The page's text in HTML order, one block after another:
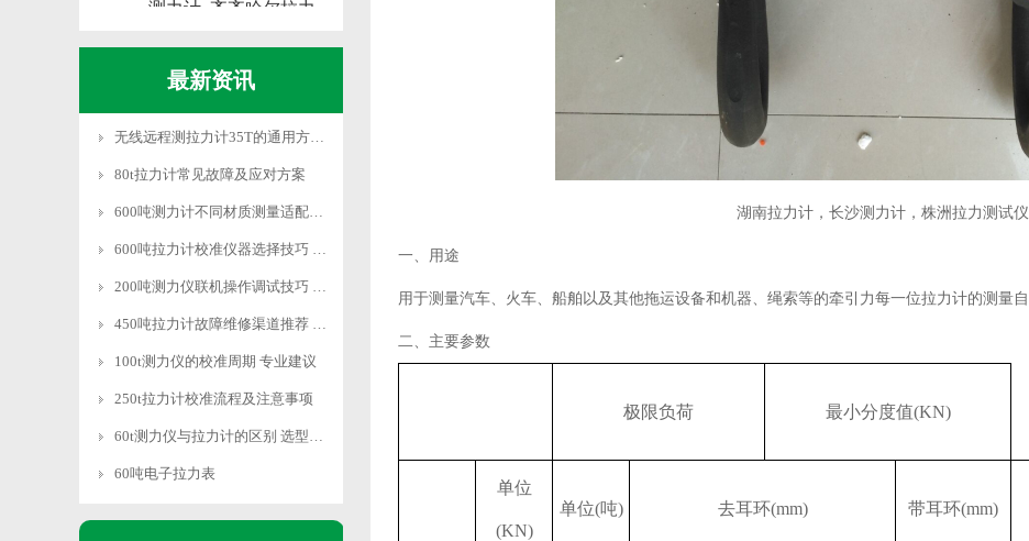
测力计_齐齐哈尔拉力
最新资讯
无线远程测拉力计35T的通用方法和系统设置
80t拉力计常见故障及应对方案
600吨测力计不同材质测量适配技巧
600吨拉力计校准仪器选择技巧 适配需求
200吨测力仪联机操作调试技巧 快速适配
450吨拉力计故障维修渠道推荐 专业靠谱
100t测力仪的校准周期 专业建议
250t拉力计校准流程及注意事项
60t测力仪与拉力计的区别 选型指南
60吨电子拉力表
湖南拉力计，长沙测力计，株洲拉力测试仪
一、用途
用于测量汽车、火车、船舶以及其他拖运设备和机器、绳索等的牵引力每一位拉力计的测量自
二、主要参数
极限负荷 最小分度值(KN)
单位
(KN)
单位(吨) 去耳环(mm) 带耳环(mm)